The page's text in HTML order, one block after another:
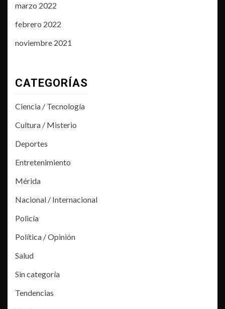
marzo 2022
febrero 2022
noviembre 2021
CATEGORÍAS
Ciencia / Tecnología
Cultura / Misterio
Deportes
Entretenimiento
Mérida
Nacional / Internacional
Policía
Política / Opinión
Salud
Sin categoría
Tendencias